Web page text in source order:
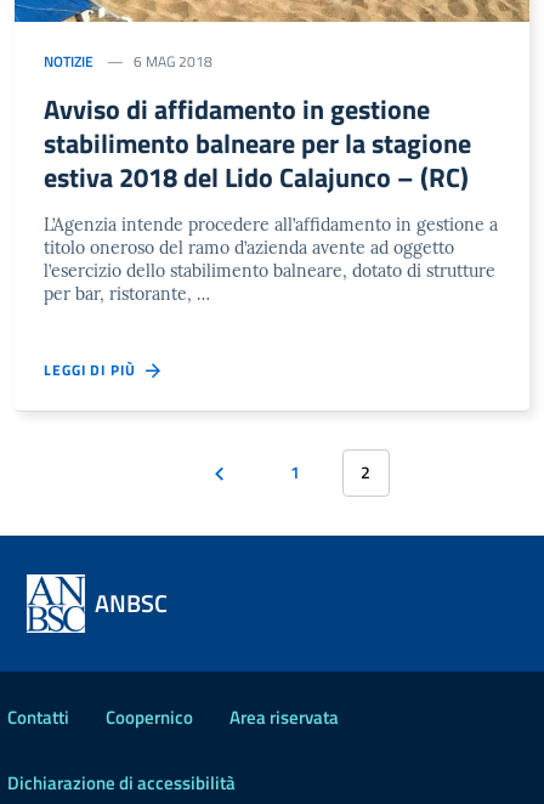
NOTIZIE 6 MAG 2018
Avviso di affidamento in gestione
stabilimento balneare per la stagione
estiva 2018 del Lido Calajunco – (RC)
L’Agenzia intende procedere all’affidamento in gestione a
titolo oneroso del ramo d’azienda avente ad oggetto
l’esercizio dello stabilimento balneare, dotato di strutture
per bar, ristorante, …
LEGGI DI PIÙ
1 2
ANBSC
Contatti Coopernico Area riservata
Dichiarazione di accessibilità